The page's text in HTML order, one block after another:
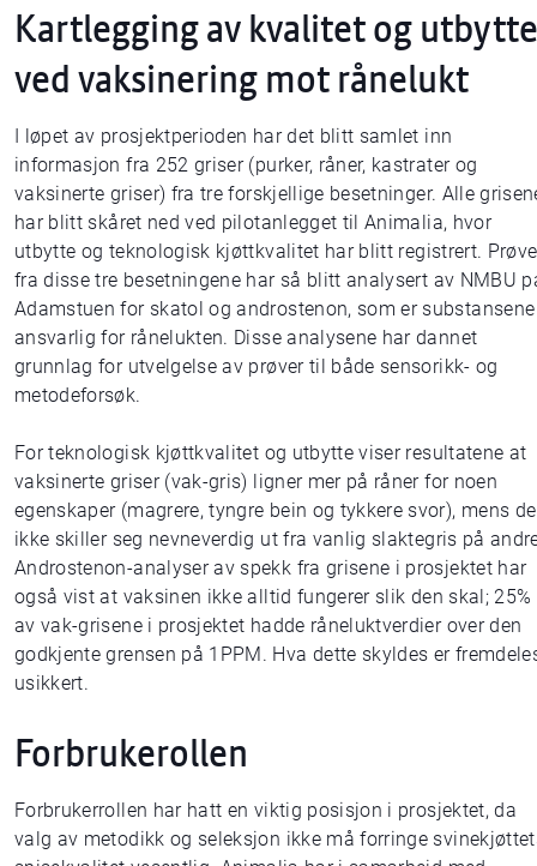
Kartlegging av kvalitet og utbytte
ved vaksinering mot rånelukt
I løpet av prosjektperioden har det blitt samlet inn
informasjon fra 252 griser (purker, råner, kastrater og
vaksinerte griser) fra tre forskjellige besetninger. Alle
har blitt skåret ned ved pilotanlegget til Animalia, hvor
utbytte og teknologisk kjøttkvalitet har blitt registrert.
fra disse tre besetningene har så blitt analysert av NMBU
Adamstuen for skatol og androstenon, som er substansene
ansvarlig for rånelukten. Disse analysene har dannet
grunnlag for utvelgelse av prøver til både sensorikk- og
metodeforsøk.
For teknologisk kjøttkvalitet og utbytte viser resultatene at
vaksinerte griser (vak-gris) ligner mer på råner for noen
egenskaper (magrere, tyngre bein og tykkere svor), mens de
ikke skiller seg nevneverdig ut fra vanlig slaktegris på
Androstenon-analyser av spekk fra grisene i prosjektet har
også vist at vaksinen ikke alltid fungerer slik den skal; 25%
av vak-grisene i prosjektet hadde råneluktverdier over den
godkjente grensen på 1PPM. Hva dette skyldes er
usikkert.
Forbrukerollen
Forbrukerrollen har hatt en viktig posisjon i prosjektet, da
valg av metodikk og seleksjon ikke må forringe